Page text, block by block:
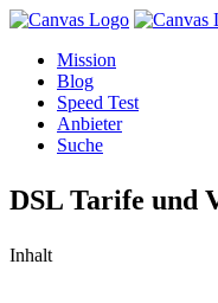
Mission
Blog
Speed Test
Anbieter
Suche
DSL Tarife und
Inhalt